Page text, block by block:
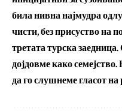
била нивна најмудра
чисти, без присуство на
третата турска
дојдовме како
да го слушнеме гласот